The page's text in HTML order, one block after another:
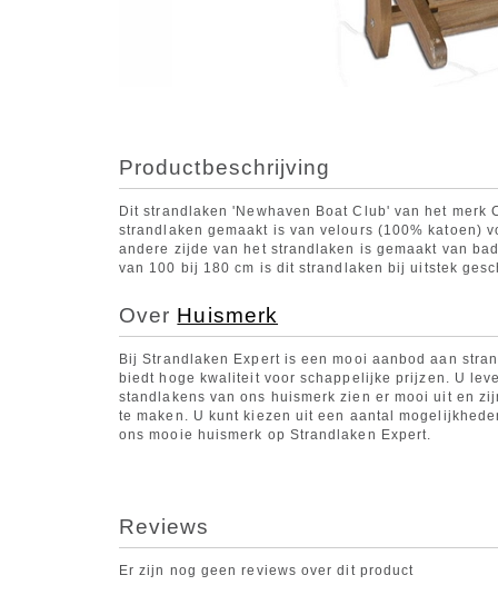
Productbeschrijving
Dit strandlaken 'Newhaven Boat Club' van het
strandlaken gemaakt is van velours (100% katoen)
andere zijde van het strandlaken is gemaakt van
van 100 bij 180 cm is dit strandlaken bij uitstek
Over Huismerk
Bij Strandlaken Expert is een mooi aanbod aan
biedt hoge kwaliteit voor schappelijke prijzen. U
standlakens van ons huismerk zien er mooi uit en
te maken. U kunt kiezen uit een aantal
ons mooie huismerk op Strandlaken Expert.
Reviews
Er zijn nog geen reviews over dit product